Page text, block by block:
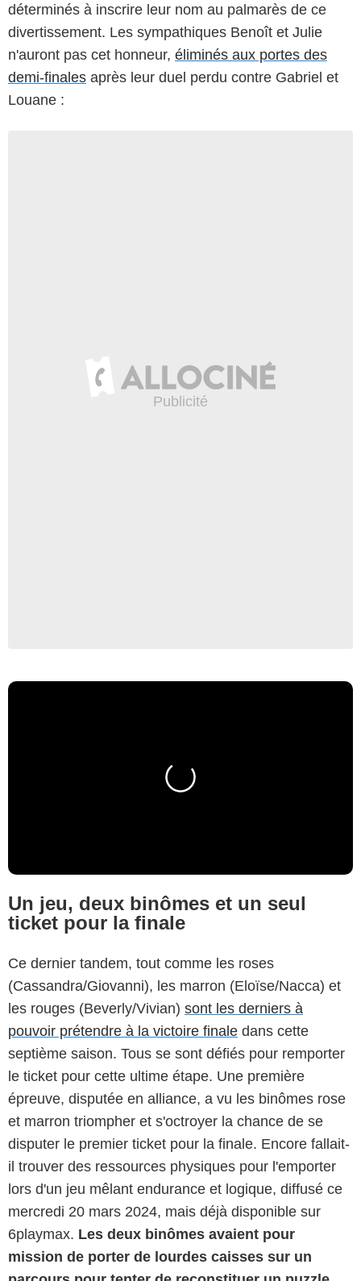
déterminés à inscrire leur nom au palmarès de ce
divertissement. Les sympathiques Benoît et Julie
n'auront pas cet honneur, éliminés aux portes des
demi-finales après leur duel perdu contre Gabriel et
Louane :
Un jeu, deux binômes et un seul
ticket pour la finale
Ce dernier tandem, tout comme les roses
(Cassandra/Giovanni), les marron (Eloïse/Nacca) et
les rouges (Beverly/Vivian) sont les derniers à
pouvoir prétendre à la victoire finale dans cette
septième saison. Tous se sont défiés pour remporter
le ticket pour cette ultime étape. Une première
épreuve, disputée en alliance, a vu les binômes rose
et marron triompher et s'octroyer la chance de se
disputer le premier ticket pour la finale. Encore fallait-
il trouver des ressources physiques pour l'emporter
lors d'un jeu mêlant endurance et logique, diffusé ce
mercredi 20 mars 2024, mais déjà disponible sur
6playmax. Les deux binômes avaient pour
mission de porter de lourdes caisses sur un